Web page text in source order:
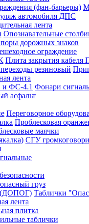
автомобиля ДПС
лента
Опознавательные
дорожных знаков
ограждение
Плита закрытия кабеля
лента
Фонари
асфальт
Переговорное
Проблесковая
маячки
СГУ
груз
Таблички
лента
плитка
таблички